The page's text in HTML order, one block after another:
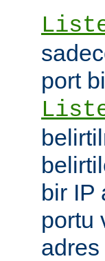
port
bir IP
portu